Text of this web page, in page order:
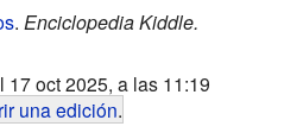
. Enciclopedia Kiddle.
17 oct 2025, a las 11:19
una edición.